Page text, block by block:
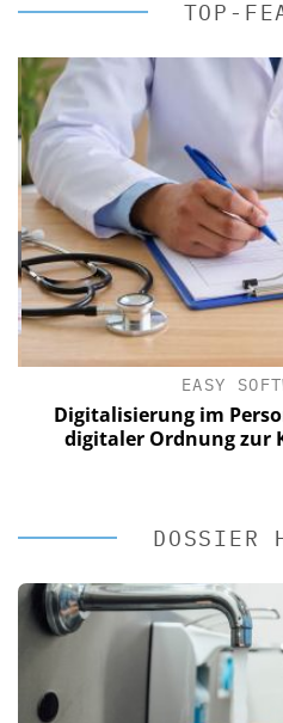
TOP-
EASY
Digitalisierung im
digitaler Ordnung zur
DOSSIER